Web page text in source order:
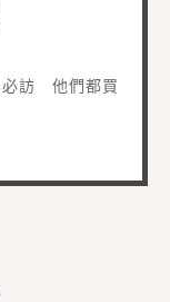
必訪 他們都買